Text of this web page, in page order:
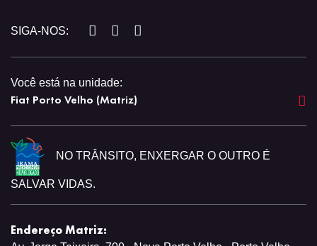
SIGA-NOS:
Você está na unidade:
Fiat Porto Velho (Matriz)
NO TRÂNSITO, ENXERGAR O OUTRO É
SALVAR VIDAS.
Endereço Matriz: